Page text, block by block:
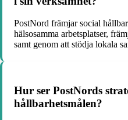
PostNord främjar social
hälsosamma arbetsplatser,
samt genom att stödja lokala
Hur ser PostNords
hållbarhetsmålen?